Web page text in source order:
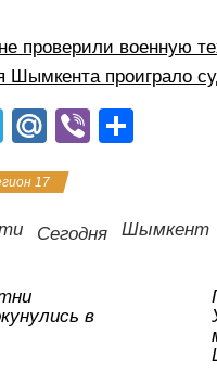
проверили военную
Шымкента проиграло
T
e
gr
m
M
.R
u
Vi
а
17
Сегодня Шымкент
в